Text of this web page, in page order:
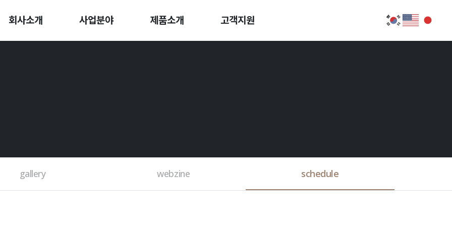
회사소개 사업분야 제품소개 고객지원
gallery webzine schedule